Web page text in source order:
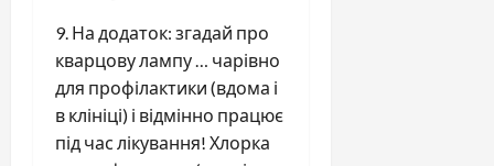
9. На додаток: згадай про
кварцову лампу … чарівно
для профілактики (вдома і
в клініці) і відмінно працює
під час лікування! Хлорка